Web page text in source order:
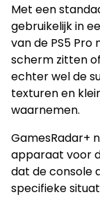
Met een
gebruikelijk in
van de PS5 Pro
scherm zitten
echter wel de
texturen en
waarnemen.
GamesRadar+
apparaat voor
dat de console
specifieke